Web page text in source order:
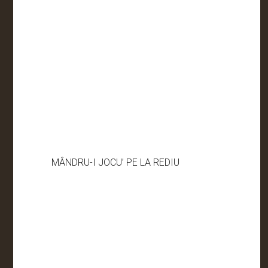
MÂNDRU-I JOCU’ PE LA REDIU